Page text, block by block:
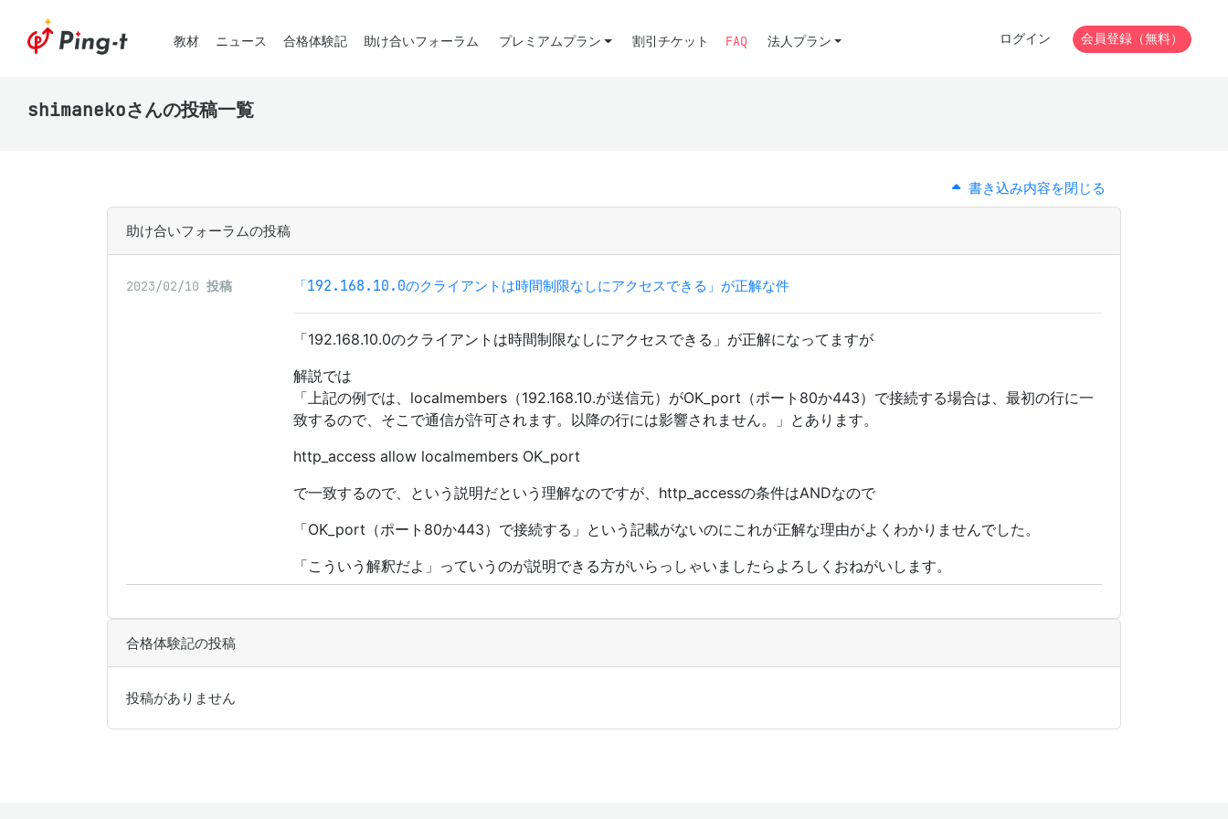
教材 ニュース 合格体験記 助け合いフォーラム プレミアムプラン 割引チケット FAQ 法人プラン ログイン 会員登録（無料）
shimanekoさんの投稿一覧
書き込み内容を閉じる
助け合いフォーラムの投稿
2023/02/10 投稿 「192.168.10.0のクライアントは時間制限なしにアクセスできる」が正解な件
「192.168.10.0のクライアントは時間制限なしにアクセスできる」が正解になってますが
解説では
「上記の例では、localmembers（192.168.10.が送信元）がOK_port（ポート80か443）で接続する場合は、最初の行に一
致するので、そこで通信が許可されます。以降の行には影響されません。」とあります。
http_access allow localmembers OK_port
で一致するので、という説明だという理解なのですが、http_accessの条件はANDなので
「OK_port（ポート80か443）で接続する」という記載がないのにこれが正解な理由がよくわかりませんでした。
「こういう解釈だよ」っていうのが説明できる方がいらっしゃいましたらよろしくおねがいします。
合格体験記の投稿
投稿がありません